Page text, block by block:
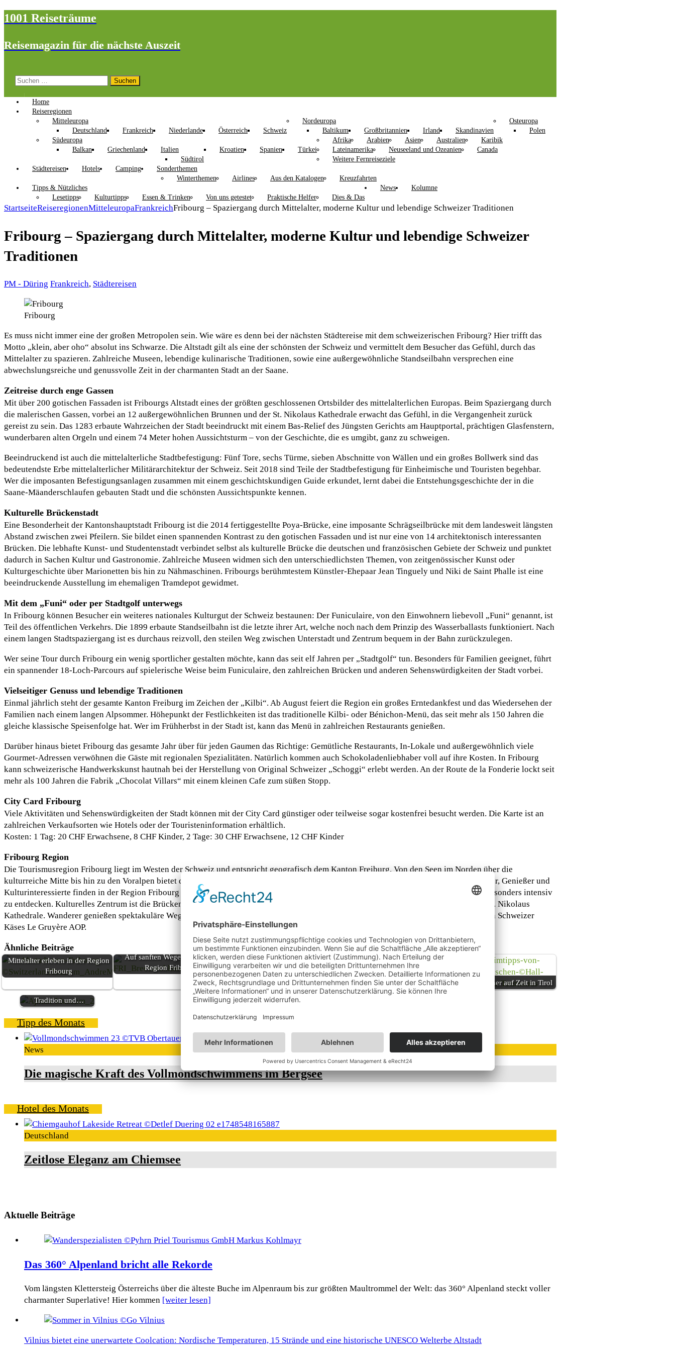
1001 Reiseträume
Reisemagazin für die nächste Auszeit
Suchen
Home
Reiseregionen
Mitteleuropa
Deutschland
Frankreich Niederlande Österreich Schweiz
Nordeuropa
Baltikum
Großbritannien Irland Skandinavien
Osteuropa
Polen
Südeuropa
Balkan
Griechenland
Italien
Südtirol
Kroatien Spanien Türkei
Afrika Arabien Asien Australien
Karibik
Lateinamerika
Neuseeland und Ozeanien
Canada
Weitere Fernreiseziele
Städtereisen
Hotels Camping
Sonderthemen
Winterthemen
Airlines Aus den Katalogen
Kreuzfahrten
Tipps & Nützliches
Lesetipps
Kulturtipps Essen & Trinken Von uns getestet Praktische Helfer Dies & Das
News Kolumne
StartseiteReiseregionenMitteleuropaFrankreichFribourg – Spaziergang durch Mittelalter, moderne Kultur und lebendige Schweizer Traditionen
Fribourg – Spaziergang durch Mittelalter, moderne Kultur und lebendige Schweizer
Traditionen
PM - Düring Frankreich, Städtereisen
Fribourg
Es muss nicht immer eine der großen Metropolen sein. Wie wäre es denn bei der nächsten Städtereise mit dem schweizerischen Fribourg? Hier trifft das
Motto „klein, aber oho“ absolut ins Schwarze. Die Altstadt gilt als eine der schönsten der Schweiz und vermittelt dem Besucher das Gefühl, durch das
Mittelalter zu spazieren. Zahlreiche Museen, lebendige kulinarische Traditionen, sowie eine außergewöhnliche Standseilbahn versprechen eine
abwechslungsreiche und genussvolle Zeit in der charmanten Stadt an der Saane.
Zeitreise durch enge Gassen
Mit über 200 gotischen Fassaden ist Fribourgs Altstadt eines der größten geschlossenen Ortsbilder des mittelalterlichen Europas. Beim Spaziergang durch
die malerischen Gassen, vorbei an 12 außergewöhnlichen Brunnen und der St. Nikolaus Kathedrale erwacht das Gefühl, in die Vergangenheit zurück
gereist zu sein. Das 1283 erbaute Wahrzeichen der Stadt beeindruckt mit einem Bas-Relief des Jüngsten Gerichts am Hauptportal, prächtigen Glasfenstern,
wunderbaren alten Orgeln und einem 74 Meter hohen Aussichtsturm – von der Geschichte, die es umgibt, ganz zu schweigen.
Beeindruckend ist auch die mittelalterliche Stadtbefestigung: Fünf Tore, sechs Türme, sieben Abschnitte von Wällen und ein großes Bollwerk sind das
bedeutendste Erbe mittelalterlicher Militärarchitektur der Schweiz. Seit 2018 sind Teile der Stadtbefestigung für Einheimische und Touristen begehbar.
Wer die imposanten Befestigungsanlagen zusammen mit einem geschichtskundigen Guide erkundet, lernt dabei die Entstehungsgeschichte der in die
Saane-Mäanderschlaufen gebauten Stadt und die schönsten Aussichtspunkte kennen.
Kulturelle Brückenstadt
Eine Besonderheit der Kantonshauptstadt Fribourg ist die 2014 fertiggestellte Poya-Brücke, eine imposante Schrägseilbrücke mit dem landesweit längsten
Abstand zwischen zwei Pfeilern. Sie bildet einen spannenden Kontrast zu den gotischen Fassaden und ist nur eine von 14 architektonisch interessanten
Brücken. Die lebhafte Kunst- und Studentenstadt verbindet selbst als kulturelle Brücke die deutschen und französischen Gebiete der Schweiz und punktet
dadurch in Sachen Kultur und Gastronomie. Zahlreiche Museen widmen sich den unterschiedlichsten Themen, von zeitgenössischer Kunst oder
Kulturgeschichte über Marionetten bis hin zu Nähmaschinen. Fribourgs berühmtestem Künstler-Ehepaar Jean Tinguely und Niki de Saint Phalle ist eine
beeindruckende Ausstellung im ehemaligen Tramdepot gewidmet.
Mit dem „Funi“ oder per Stadtgolf unterwegs
In Fribourg können Besucher ein weiteres nationales Kulturgut der Schweiz bestaunen: Der Funiculaire, von den Einwohnern liebevoll „Funi“ genannt, ist
Teil des öffentlichen Verkehrs. Die 1899 erbaute Standseilbahn ist die letzte ihrer Art, welche noch nach dem Prinzip des Wasserballasts funktioniert. Nach
einem langen Stadtspaziergang ist es durchaus reizvoll, den steilen Weg zwischen Unterstadt und Zentrum bequem in der Bahn zurückzulegen.
Wer seine Tour durch Fribourg ein wenig sportlicher gestalten möchte, kann das seit elf Jahren per „Stadtgolf“ tun. Besonders für Familien geeignet, führt
ein spannender 18-Loch-Parcours auf spielerische Weise beim Funiculaire, den zahlreichen Brücken und anderen Sehenswürdigkeiten der Stadt vorbei.
Vielseitiger Genuss und lebendige Traditionen
Einmal jährlich steht der gesamte Kanton Freiburg im Zeichen der „Kilbi“. Ab August feiert die Region ein großes Erntedankfest und das Wiedersehen der
Familien nach einem langen Alpsommer. Höhepunkt der Festlichkeiten ist das traditionelle Kilbi- oder Bénichon-Menü, das seit mehr als 150 Jahren die
gleiche klassische Speisenfolge hat. Wer im Frühherbst in der Stadt ist, kann das Menü in zahlreichen Restaurants genießen.
Darüber hinaus bietet Fribourg das gesamte Jahr über für jeden Gaumen das Richtige: Gemütliche Restaurants, In-Lokale und außergewöhnlich viele
Gourmet-Adressen verwöhnen die Gäste mit regionalen Spezialitäten. Natürlich kommen auch Schokoladenliebhaber voll auf ihre Kosten. In Fribourg
kann schweizerische Handwerkskunst hautnah bei der Herstellung von Original Schweizer „Schoggi“ erlebt werden. An der Route de la Fonderie lockt seit
mehr als 100 Jahren die Fabrik „Chocolat Villars“ mit einem kleinen Cafe zum süßen Stopp.
City Card Fribourg
Viele Aktivitäten und Sehenswürdigkeiten der Stadt können mit der City Card günstiger oder teilweise sogar kostenfrei besucht werden. Die Karte ist an
zahlreichen Verkaufsorten wie Hotels oder der Touristeninformation erhältlich.
Kosten: 1 Tag: 20 CHF Erwachsene, 8 CHF Kinder, 2 Tage: 30 CHF Erwachsene, 12 CHF Kinder
Fribourg Region
Die Tourismusregion Fribourg liegt im Westen der Schweiz und entspricht geografisch dem Kanton Freiburg. Von den Seen im Norden über die
kulturreiche Mitte bis hin zu den Voralpen bietet die Region beste Voraussetzungen für einen abwechslungsreichen Urlaub. Naturliebhaber, Genießer und
Kulturinteressierte finden in der Region Fribourg lebendige Traditionen, die Reisende dazu einladen, die Region und ihre Spezialitäten besonders intensiv
zu entdecken. Kulturelles Zentrum ist die Brückenstadt Fribourg mit ihren zahlreichen gotischen Fassaden und ihrem Wahrzeichen, der St. Nikolaus
Kathedrale. Wanderer genießen spektakuläre Wege und Aussichten in den Regionen Schwarzsee oder La Gruyère – Heimat des berühmten Schweizer
Käses Le Gruyère AOP.
Ähnliche Beiträge
Mittelalter erleben in der Region
Fribourg
Auf sanften Wegen durch die
Region Fribourg
Eine Reise durch Palmas
Geschichte, Kultur und
Gastronomie
Rail Tour ab Toulouse
Einheimischer auf Zeit in Tirol
Ajman – Zwischen
Geschichte, gelebter
Tradition und…
Tipp des Monats
News
Die magische Kraft des Vollmondschwimmens im Bergsee
Hotel des Monats
Deutschland
Zeitlose Eleganz am Chiemsee
Aktuelle Beiträge
Das 360° Alpenland bricht alle Rekorde
Vom längsten Klettersteig Österreichs über die älteste Buche im Alpenraum bis zur größten Maultrommel der Welt: das 360° Alpenland steckt voller
charmanter Superlative! Hier kommen [weiter lesen]
Vilnius bietet eine unerwartete Coolcation: Nordische Temperaturen, 15 Strände und eine historische UNESCO Welterbe Altstadt